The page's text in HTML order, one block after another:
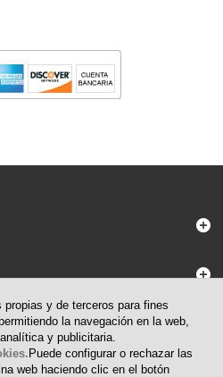
propias y de terceros para fines
la navegación en la web,
y publicitaria.
Puede configurar o rechazar las
web haciendo clic en el botón